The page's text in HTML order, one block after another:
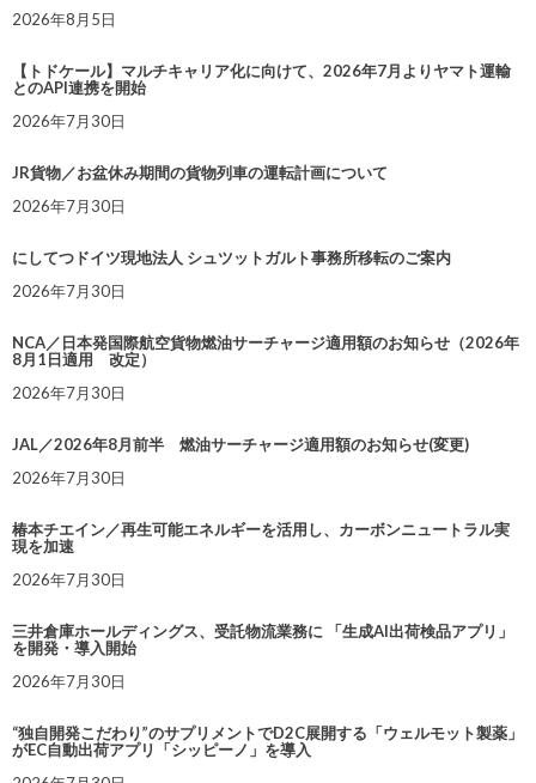
2026年8月5日
【トドケール】マルチキャリア化に向けて、2026年7月よりヤマト運輸
とのAPI連携を開始
2026年7月30日
JR貨物／お盆休み期間の貨物列車の運転計画について
2026年7月30日
にしてつドイツ現地法人 シュツットガルト事務所移転のご案内
2026年7月30日
NCA／日本発国際航空貨物燃油サーチャージ適用額のお知らせ（2026年
8月1日適用 改定）
2026年7月30日
JAL／2026年8月前半 燃油サーチャージ適用額のお知らせ(変更)
2026年7月30日
椿本チエイン／再生可能エネルギーを活用し、カーボンニュートラル実
現を加速
2026年7月30日
三井倉庫ホールディングス、受託物流業務に 「生成AI出荷検品アプリ」
を開発・導入開始
2026年7月30日
“独自開発こだわり”のサプリメントでD2C展開する「ウェルモット製薬」
がEC自動出荷アプリ「シッピーノ」を導入